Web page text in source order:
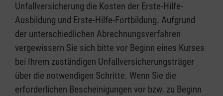
Unfallversicherung die Kosten der Erste-Hilfe-
Ausbildung und Erste-Hilfe-Fortbildung. Aufgrund
der unterschiedlichen Abrechnungsverfahren
vergewissern Sie sich bitte vor Beginn eines Kurses
bei Ihrem zuständigen Unfallversicherungsträger
über die notwendigen Schritte. Wenn Sie die
erforderlichen Bescheinigungen vor bzw. zu Beginn